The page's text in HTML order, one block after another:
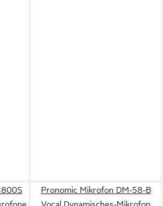
Pronomic Mikrofon DM-58-B